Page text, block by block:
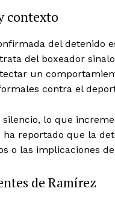
contexto
del detenido
del boxeador
un
contra el
lo que
reportado que la
o las implicaciones
de Ramírez